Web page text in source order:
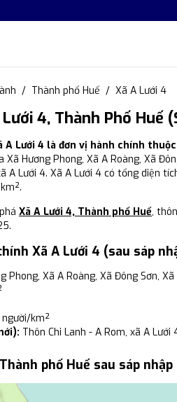
Thành phố Huế Xã A Lưới 4
4, Thành Phố Huế
A Lưới 4 là đơn vị hành chính
Xã Hương Phong, Xã A Roàng, Xã
A Lưới 4. Xã A Lưới 4 có tổng diện
Xã A Lưới 4, Thành phố Huế,
Xã A Lưới 4 (sau sáp
Phong, Xã A Roàng, Xã Đông Sơn,
km²
Thôn Chi Lanh - A Rom, xã A Lưới
phố Huế sau sáp nhập